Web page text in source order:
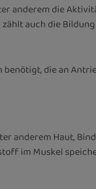
anderem die
auch die
die an
anderem Haut,
im Muskel